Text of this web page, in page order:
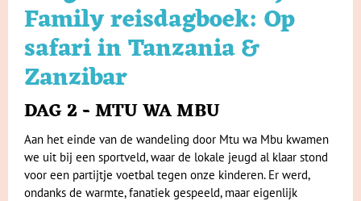
Family reisdagboek: Op
safari in Tanzania &
Zanzibar
DAG 2 - MTU WA MBU
Aan het einde van de wandeling door Mtu wa Mbu kwamen
we uit bij een sportveld, waar de lokale jeugd al klaar stond
voor een partijtje voetbal tegen onze kinderen. Er werd,
ondanks de warmte, fanatiek gespeeld, maar eigenlijk